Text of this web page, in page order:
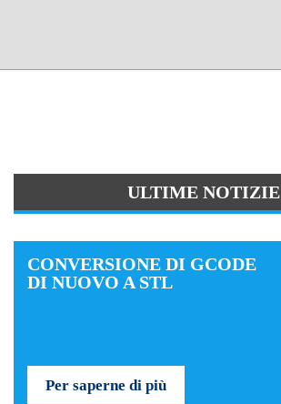
ULTIME NOTIZIE
CONVERSIONE DI GCODE
DI NUOVO A STL
Per saperne di più